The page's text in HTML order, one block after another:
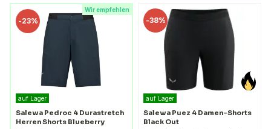
Wir empfehlen
-23%
auf Lager
Salewa Pedroc 4 Durastretch
Herren Shorts Blueberry
-38%
auf Lager
Salewa Puez 4 Damen-Shorts
Black Out